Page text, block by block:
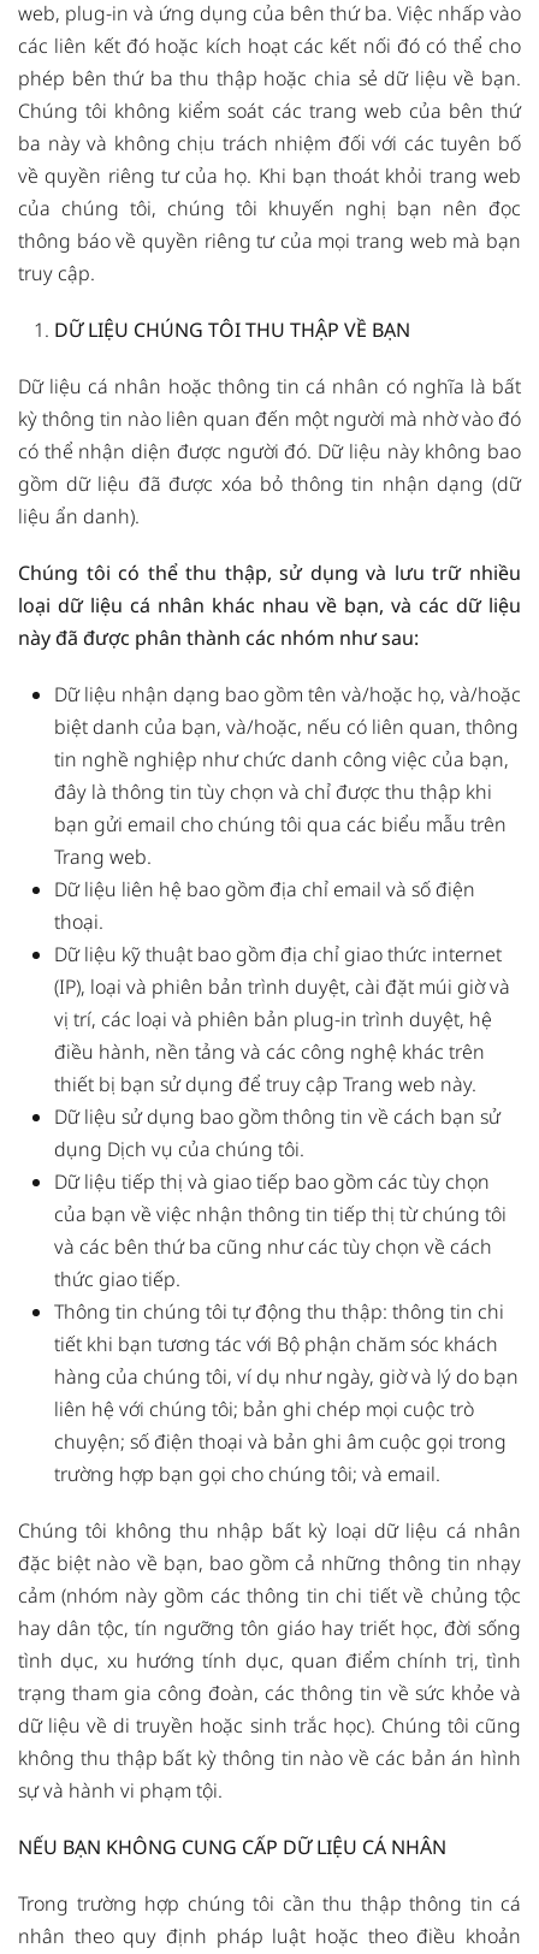
web, plug-in và ứng dụng của bên thứ ba. Việc nhấp vào
các liên kết đó hoặc kích hoạt các kết nối đó có thể cho
phép bên thứ ba thu thập hoặc chia sẻ dữ liệu về bạn.
Chúng tôi không kiểm soát các trang web của bên thứ
ba này và không chịu trách nhiệm đối với các tuyên bố
về quyền riêng tư của họ. Khi bạn thoát khỏi trang web
của chúng tôi, chúng tôi khuyến nghị bạn nên đọc
thông báo về quyền riêng tư của mọi trang web mà bạn
truy cập.
DỮ LIỆU CHÚNG TÔI THU THẬP VỀ BẠN
Dữ liệu cá nhân hoặc thông tin cá nhân có nghĩa là bất
kỳ thông tin nào liên quan đến một người mà nhờ vào đó
có thể nhận diện được người đó. Dữ liệu này không bao
gồm dữ liệu đã được xóa bỏ thông tin nhận dạng (dữ
liệu ẩn danh).
Chúng tôi có thể thu thập, sử dụng và lưu trữ nhiều
loại dữ liệu cá nhân khác nhau về bạn, và các dữ liệu
này đã được phân thành các nhóm như sau:
Dữ liệu nhận dạng bao gồm tên và/hoặc họ, và/hoặc
biệt danh của bạn, và/hoặc, nếu có liên quan, thông
tin nghề nghiệp như chức danh công việc của bạn,
đây là thông tin tùy chọn và chỉ được thu thập khi
bạn gửi email cho chúng tôi qua các biểu mẫu trên
Trang web.
Dữ liệu liên hệ bao gồm địa chỉ email và số điện
thoại.
Dữ liệu kỹ thuật bao gồm địa chỉ giao thức internet
(IP), loại và phiên bản trình duyệt, cài đặt múi giờ và
vị trí, các loại và phiên bản plug-in trình duyệt, hệ
điều hành, nền tảng và các công nghệ khác trên
thiết bị bạn sử dụng để truy cập Trang web này.
Dữ liệu sử dụng bao gồm thông tin về cách bạn sử
dụng Dịch vụ của chúng tôi.
Dữ liệu tiếp thị và giao tiếp bao gồm các tùy chọn
của bạn về việc nhận thông tin tiếp thị từ chúng tôi
và các bên thứ ba cũng như các tùy chọn về cách
thức giao tiếp.
Thông tin chúng tôi tự động thu thập: thông tin chi
tiết khi bạn tương tác với Bộ phận chăm sóc khách
hàng của chúng tôi, ví dụ như ngày, giờ và lý do bạn
liên hệ với chúng tôi; bản ghi chép mọi cuộc trò
chuyện; số điện thoại và bản ghi âm cuộc gọi trong
trường hợp bạn gọi cho chúng tôi; và email.
Chúng tôi không thu nhập bất kỳ loại dữ liệu cá nhân
đặc biệt nào về bạn, bao gồm cả những thông tin nhạy
cảm (nhóm này gồm các thông tin chi tiết về chủng tộc
hay dân tộc, tín ngưỡng tôn giáo hay triết học, đời sống
tình dục, xu hướng tính dục, quan điểm chính trị, tình
trạng tham gia công đoàn, các thông tin về sức khỏe và
dữ liệu về di truyền hoặc sinh trắc học). Chúng tôi cũng
không thu thập bất kỳ thông tin nào về các bản án hình
sự và hành vi phạm tội.
NẾU BẠN KHÔNG CUNG CẤP DỮ LIỆU CÁ NHÂN
Trong trường hợp chúng tôi cần thu thập thông tin cá
nhân theo quy định pháp luật hoặc theo điều khoản